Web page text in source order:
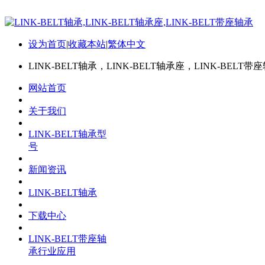
设为首页|收藏本站|繁体中文
LINK-BELT轴承，LINK-BELT轴承座，LINK-BELT带座
网站首页
关于我们
LINK-BELT轴承型
号
新闻资讯
LINK-BELT轴承
下载中心
LINK-BELT带座轴
承行业应用